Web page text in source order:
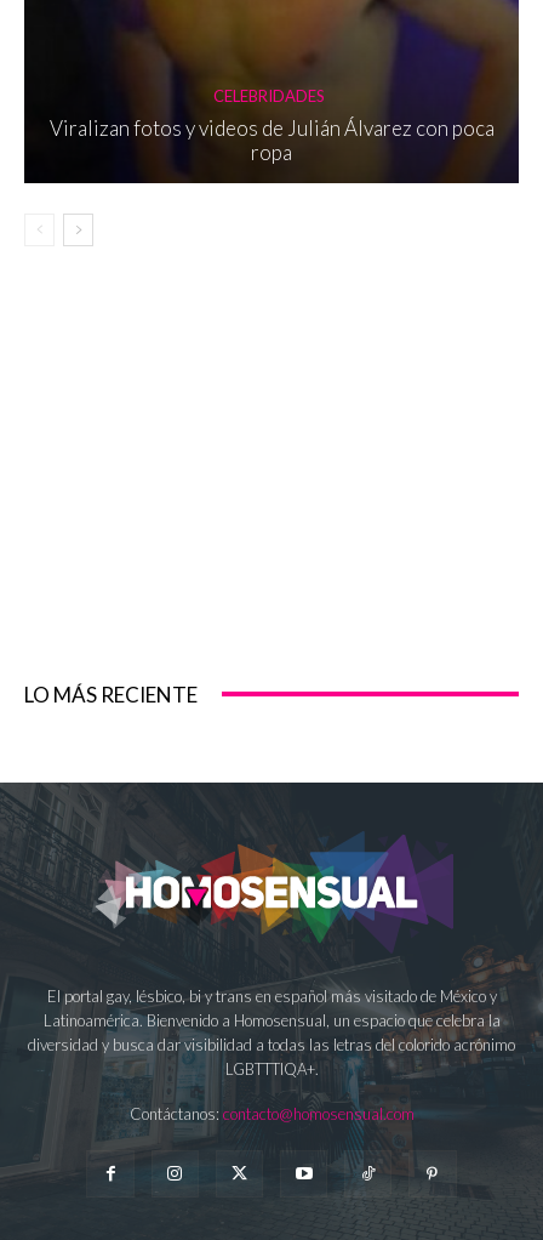
CELEBRIDADES
Viralizan fotos y videos de Julián Álvarez con poca
ropa
LO MÁS RECIENTE
El portal gay, lésbico, bi y trans en español más visitado de México y
Latinoamérica. Bienvenido a Homosensual, un espacio que celebra la
diversidad y busca dar visibilidad a todas las letras del colorido acrónimo
LGBTTTIQA+.
Contáctanos: contacto@homosensual.com